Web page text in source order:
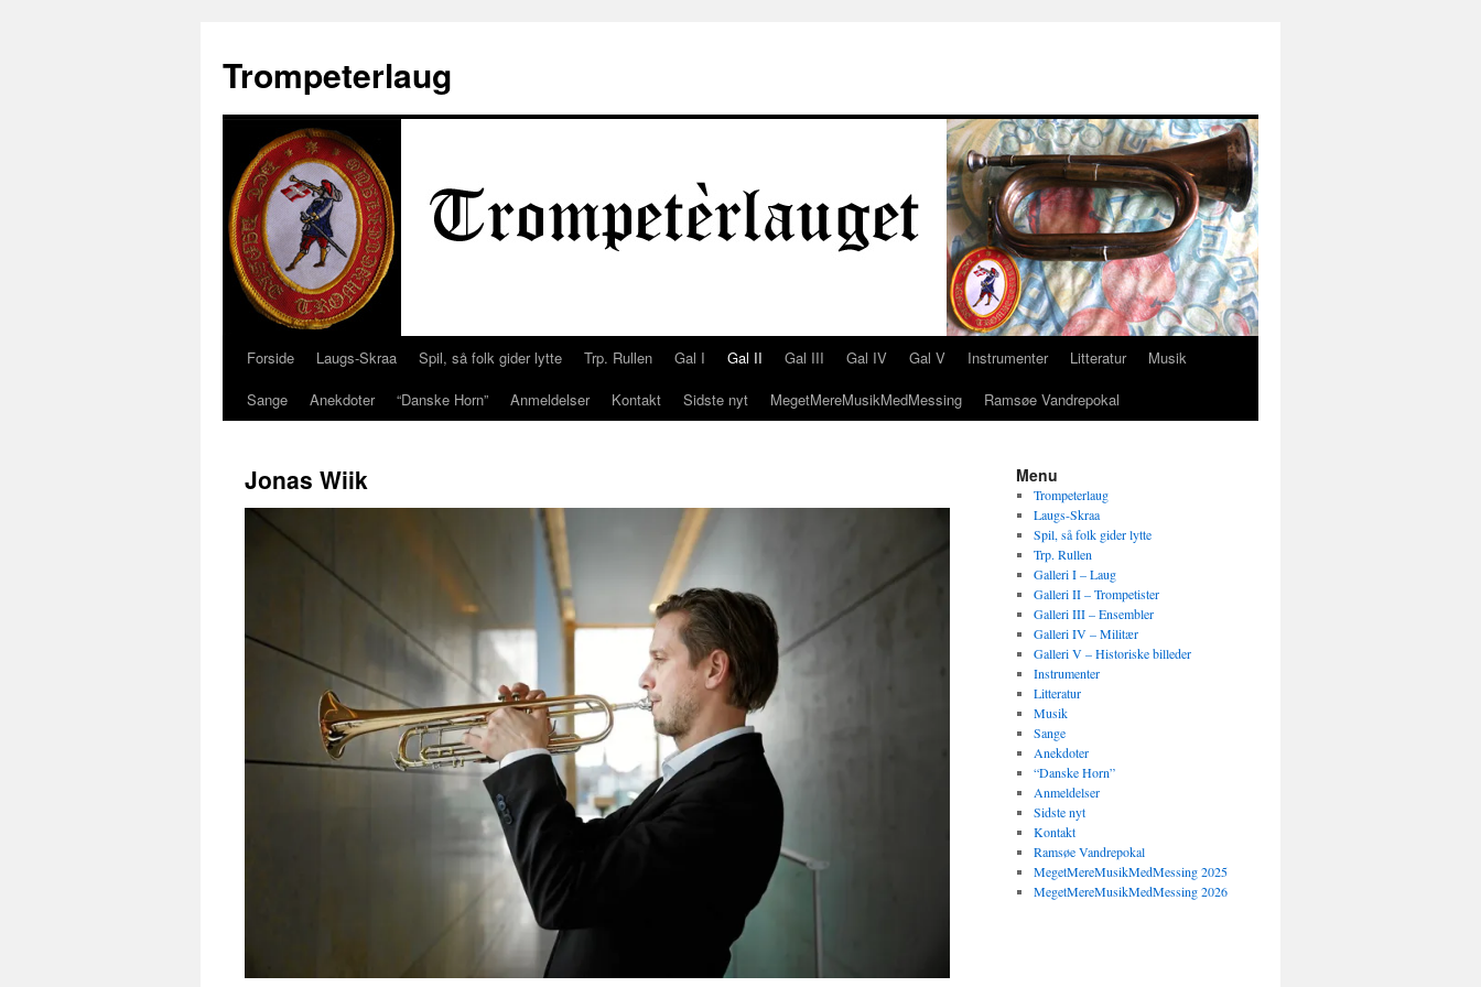
Trompeterlaug
HopForside Laugs-Skraa Spil, så folk gider lytte Trp. Rullen Gal I Gal II Gal III Gal IV Gal V Instrumenter Litteratur
Musik
Sange
Anekdoter “Danske Horn” Anmeldelser Kontakt Sidste nyt MegetMereMusikMedMessing Ramsøe Vandrepokal
Jonas Wiik Menu
Trompeterlaug
Laugs-Skraa
Spil, så folk gider lytte
Trp. Rullen
Galleri I – Laug
Galleri II – Trompetister
Galleri III – Ensembler
Galleri IV – Militær
Galleri V – Historiske billeder
Instrumenter
Litteratur
Musik
Sange
Anekdoter
“Danske Horn”
Anmeldelser
Sidste nyt
Kontakt
Ramsøe Vandrepokal
MegetMereMusikMedMessing 2025
MegetMereMusikMedMessing 2026